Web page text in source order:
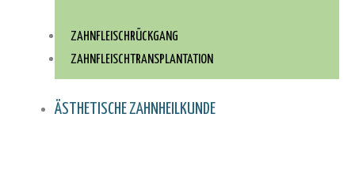
ZAHNFLEISCHRÜCKGANG
ZAHNFLEISCH­TRANSPLANTATION
ÄSTHETISCHE ZAHNHEILKUNDE